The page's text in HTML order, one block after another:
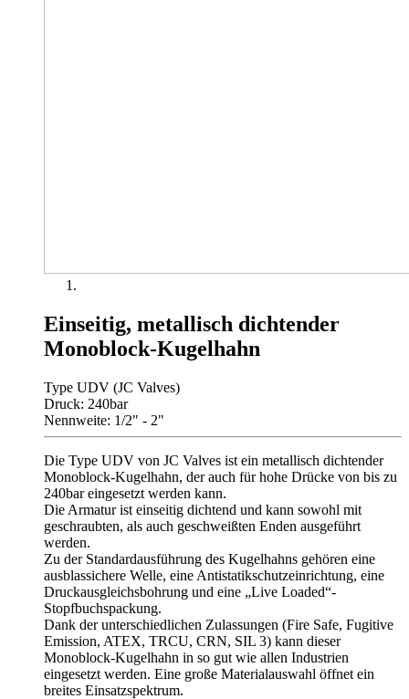
Einseitig, metallisch dichtender
Monoblock-Kugelhahn
Type UDV (JC Valves)
Druck: 240bar
Nennweite: 1/2" - 2"
Die Type UDV von JC Valves ist ein metallisch dichtender
Monoblock-Kugelhahn, der auch für hohe Drücke von bis zu
240bar eingesetzt werden kann.
Die Armatur ist einseitig dichtend und kann sowohl mit
geschraubten, als auch geschweißten Enden ausgeführt
werden.
Zu der Standardausführung des Kugelhahns gehören eine
ausblassichere Welle, eine Antistatikschutzeinrichtung, eine
Druckausgleichsbohrung und eine „Live Loaded“-
Stopfbuchspackung.
Dank der unterschiedlichen Zulassungen (Fire Safe, Fugitive
Emission, ATEX, TRCU, CRN, SIL 3) kann dieser
Monoblock-Kugelhahn in so gut wie allen Industrien
eingesetzt werden. Eine große Materialauswahl öffnet ein
breites Einsatzspektrum.